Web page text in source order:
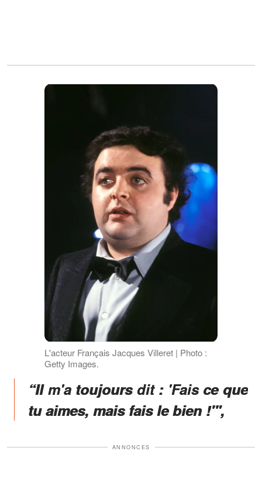
L'acteur Français Jacques Villeret | Photo :
Getty Images.
“Il m'a toujours dit : 'Fais ce que
tu aimes, mais fais le bien !'",
ANNONCES